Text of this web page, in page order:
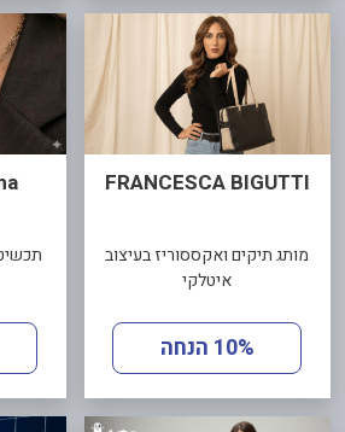
FRANCESCA BIGUTTI
מותג תיקים ואקססוריז בעיצוב
איטלקי
10% הנחה